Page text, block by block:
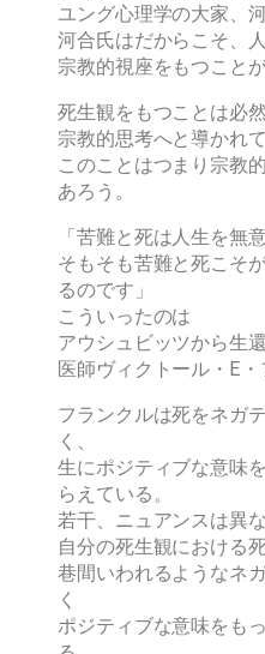
ユング心理学の大家、
河合氏はだからこそ、
宗教的視座をもつこと
死生観をもつことは必
宗教的思考へと導かれて
このことはつまり宗教
あろう。
「苦難と死は人生を無
そもそも苦難と死こそ
るのです」
こういったのは
アウシュビッツから生
医師ヴィクトール・E・
フランクルは死をネガ
く、
生にポジティブな意味
らえている。
若干、ニュアンスは異
自分の死生観における
巷間いわれるようなネ
く
ポジティブな意味をも